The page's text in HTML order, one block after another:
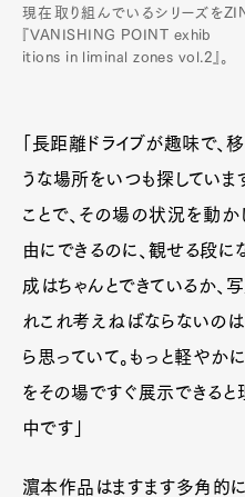
現在取り組んでいるシリーズを
『VANISHING POINT exhib
itions in liminal zones vol.2』。
「長距離ドライブが趣味で、
うな場所をいつも探してい
ことで、その場の状況を動
由にできるのに、観せる段に
成はちゃんとできているか、
れこれ考えねばならないの
ら思っていて。もっと軽やか
をその場ですぐ展示できる
中です」
濵本作品はますます多角的に